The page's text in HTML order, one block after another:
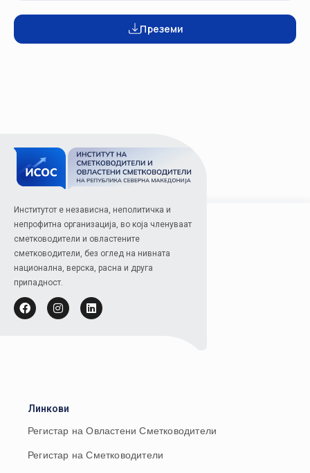
Преземи
Институтот е независна, неполитичка и
непрофитна организација, во која членуваат
сметководители и овластените
сметководители, без оглед на нивната
национална, верска, расна и друга
припадност.
Линкови
Регистар на Овластени Сметководители
Регистар на Сметководители